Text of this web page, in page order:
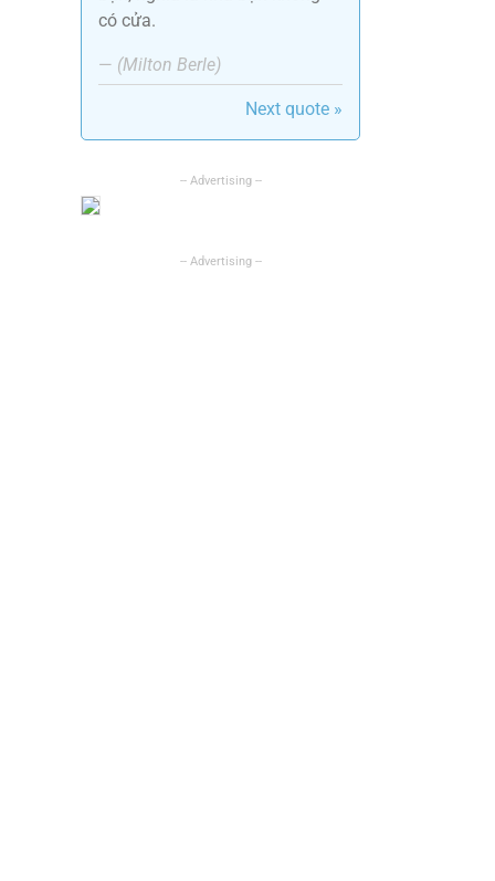
có cửa.
— (Milton Berle)
Next quote »